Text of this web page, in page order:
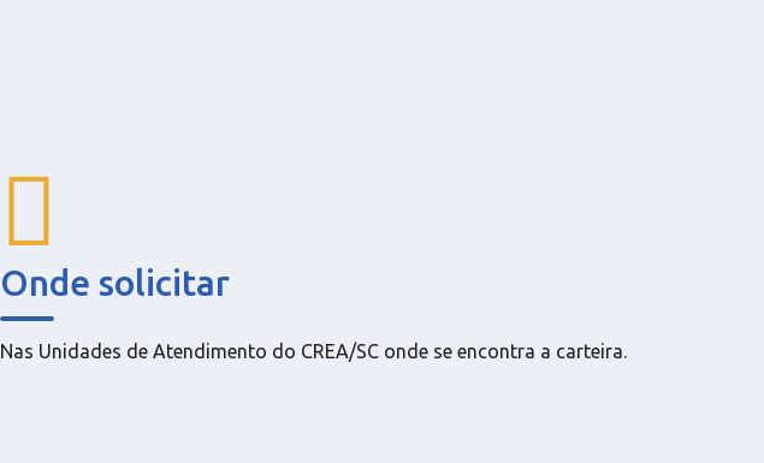
Onde solicitar
Nas Unidades de Atendimento do CREA/SC onde se encontra a carteira.